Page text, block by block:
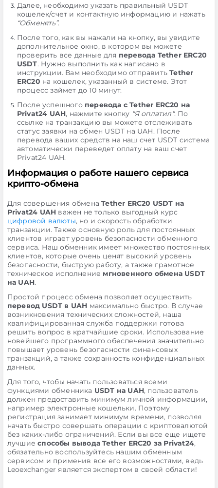
Далее, необходимо указать правильный USDT
кошелек/счет и контактную информацию и нажать
“Обменять”.
После того, как вы нажали на кнопку, вы увидите
дополнительное окно, в котором вы можете
проверить все данные для перевода Tether ERC20
USDT. Нужно выполнить как написано в
инструкции. Вам необходимо отправитьTether
ERC20 на кошелек, указанный в системе. Этот
процесс займет до 10 минут.
После успешного перевода с Tether ERC20 на
Privat24 UAH, нажмите кнопку "Я оплатил". По
ссылке на транзакцию вы можете отслеживать
статус заявки на обмен USDT на UAH. После
перевода ваших средств на наш счет USDT система
автоматически переведет оплату на ваш счет
Privat24 UAH.
Информация о работе нашего сервиса
крипто-обмена
Для совершения обменаTether ERC20 USDT на
Privat24 UAH важен не только выгодный курс
цифровой валюты, но и скорость обработки
транзакции. Также основную роль для постоянных
клиентов играет уровень безопасности обменного
сервиса. Наш обменник имеет множество постоянных
клиентов, которые очень ценят высокий уровень
безопасности, быструю работу, а также грамотное
техническое исполнение мгновенного обмена USDT
на UAH.
Простой процесс обмена позволяет осуществить
перевод USDT в UAH максимально быстро. В случае
возникновения технических сложностей, наша
квалифицированная служба поддержки готова
решить вопрос в кратчайшие сроки. Использование
новейшего программного обеспечения значительно
повышает уровень безопасности финансовых
транзакций, а также сохранность конфиденциальных
данных.
Для того, чтобы начать пользоваться всеми
функциями обменника USDT на UAH, пользователь
должен предоставить минимум личной информации,
например электронные кошельки. Поэтому
регистрация занимает минимум времени, позволяя
начать быстро совершать операции с криптовалютой
без каких-либо ограничений. Если вы все еще ищете
лучшиеспособы вывода Tether ERC20 за Privat24,
обязательно воспользуйтесь нашим обменным
сервисом и применив все его возможностями, ведь
Leoexchanger является экспертом в своей области!